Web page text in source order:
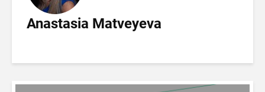
Anastasia Matveyeva